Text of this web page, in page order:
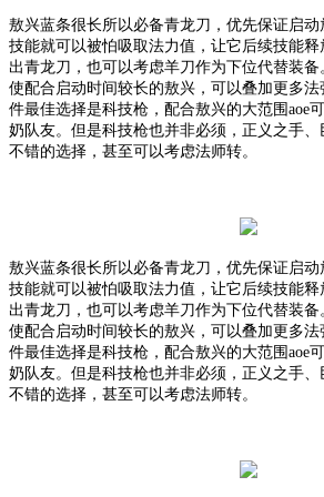
敖兴蓝条很长所以必备青龙刀，优先保证启
技能就可以被怕吸取法力值，让它后续技能
出青龙刀，也可以考虑羊刀作为下位代替装
使配合启动时间较长的敖兴，可以叠加更多
件最佳选择是科技枪，配合敖兴的大范围 aoe
奶队友。但是科技枪也并非必须，正义之手
不错的选择，甚至可以考虑法师转。
敖兴蓝条很长所以必备青龙刀，优先保证启
技能就可以被怕吸取法力值，让它后续技能
出青龙刀，也可以考虑羊刀作为下位代替装
使配合启动时间较长的敖兴，可以叠加更多
件最佳选择是科技枪，配合敖兴的大范围 aoe
奶队友。但是科技枪也并非必须，正义之手
不错的选择，甚至可以考虑法师转。